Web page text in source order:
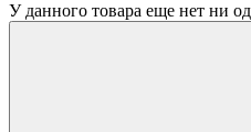
У данного товара еще нет ни